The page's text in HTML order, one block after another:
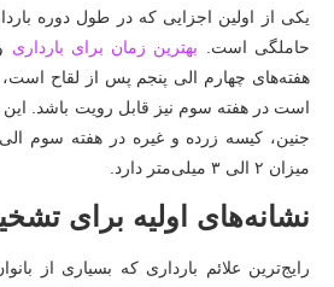
یکی از اولین اجزایی که در طول دوره
حاملگی است. بهترین زمان برای بارداری
هفته‌های چهارم الی پنجم پس از لقاح
است در هفته سوم نیز قابل رویت باشد.
جنین، کیسه زرده و غیره در هفته سوم
میزان ۲ الی ۳ میلی‌متر دارد.
نشانه‌های اولیه برای
رایج‌ترین علائم بارداری که بسیاری از